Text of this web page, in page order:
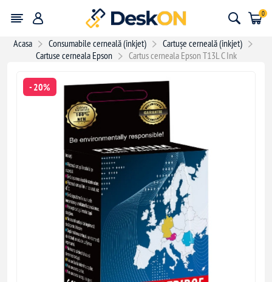
0
Acasa Consumabile cerneală (inkjet)
Cartușe cerneală (inkjet)
Cartuse cerneala Epson
Cartus cerneala Epson T13L C Ink
- 20%